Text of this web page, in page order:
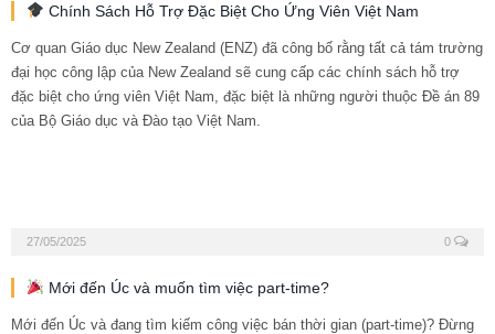
Chính Sách Hỗ Trợ Đặc Biệt Cho Ứng Viên Việt Nam
Cơ quan Giáo dục New Zealand (ENZ) đã công bố rằng tất cả tám trường
đại học công lập của New Zealand sẽ cung cấp các chính sách hỗ trợ
đặc biệt cho ứng viên Việt Nam, đặc biệt là những người thuộc Đề án 89
của Bộ Giáo dục và Đào tạo Việt Nam.
27/05/2025 0
Mới đến Úc và muốn tìm việc part-time?
Mới đến Úc và đang tìm kiếm công việc bán thời gian (part-time)? Đừng